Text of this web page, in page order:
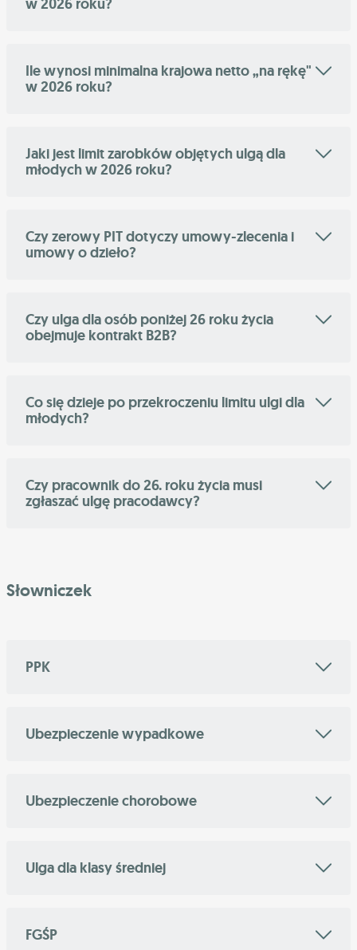
w 2026 roku?
Ile wynosi minimalna krajowa netto „na rękę"
w 2026 roku?
Jaki jest limit zarobków objętych ulgą dla
młodych w 2026 roku?
Czy zerowy PIT dotyczy umowy-zlecenia i
umowy o dzieło?
Czy ulga dla osób poniżej 26 roku życia
obejmuje kontrakt B2B?
Co się dzieje po przekroczeniu limitu ulgi dla
młodych?
Czy pracownik do 26. roku życia musi
zgłaszać ulgę pracodawcy?
Słowniczek
PPK
Ubezpieczenie wypadkowe
Ubezpieczenie chorobowe
Ulga dla klasy średniej
FGŚP